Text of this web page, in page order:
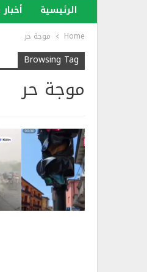
الرئيسية
Home موجة حر
Browsing Tag
موجة حر